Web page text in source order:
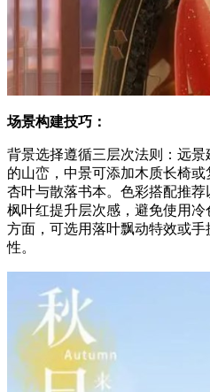
场景构建技巧：
背景选择遵循三层次法则：远
的山峦，中景可添加木质长椅
杏叶与散落书本。色彩搭配推
枫叶红提升层次感，避免使用
方面，可选用落叶飘动特效或
性。